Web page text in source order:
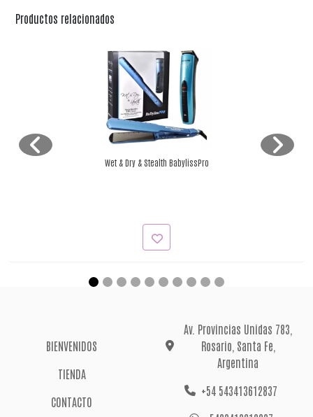
Productos relacionados
Wet & Dry & Stealth BabylissPro
BIENVENIDOS
TIENDA
CONTACTO
Av. Provincias Unidas 783,
Rosario, Santa Fe,
Argentina
+54 543413612837